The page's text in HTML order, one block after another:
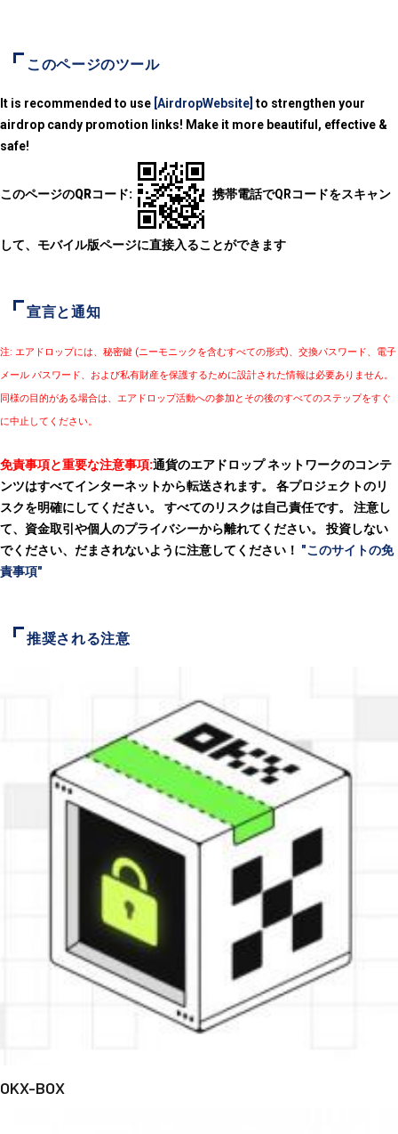
このページのツール
It is recommended to use [AirdropWebsite] to strengthen your
airdrop candy promotion links! Make it more beautiful, effective &
safe!
このページのQRコード: 携帯電話でQRコードをスキャン
して、モバイル版ページに直接入ることができます
宣言と通知
注: エアドロップには、秘密鍵 (ニーモニックを含むすべての形式)、交換パスワード、電子
メール パスワード、および私有財産を保護するために設計された情報は必要ありません。
同様の目的がある場合は、エアドロップ活動への参加とその後のすべてのステップをすぐ
に中止してください。
免責事項と重要な注意事項:通貨のエアドロップ ネットワークのコンテ
ンツはすべてインターネットから転送されます。 各プロジェクトのリ
スクを明確にしてください。 すべてのリスクは自己責任です。 注意し
て、資金取引や個人のプライバシーから離れてください。 投資しない
でください、だまされないように注意してください！ "このサイトの免
責事項"
推奨される注意
OKX-BOX